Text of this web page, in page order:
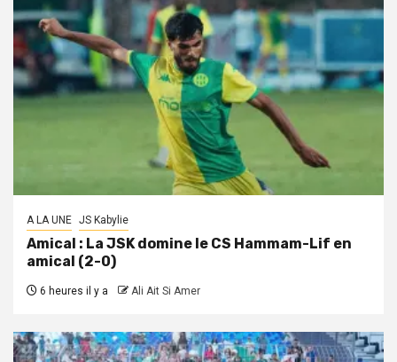
A LA UNE JS Kabylie
Amical : La JSK domine le CS Hammam-Lif en
amical (2-0)
6 heures il y a Ali Ait Si Amer